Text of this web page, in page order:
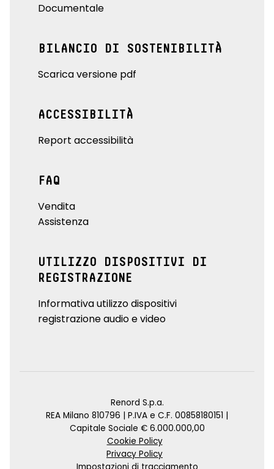
Documentale
BILANCIO DI SOSTENIBILITÀ
Scarica versione pdf
ACCESSIBILITÀ
Report accessibilità
FAQ
Vendita
Assistenza
UTILIZZO DISPOSITIVI DI
REGISTRAZIONE
Informativa utilizzo dispositivi
registrazione audio e video
Renord S.p.a.
REA Milano 810796 | P.IVA e C.F. 00858180151 |
Capitale Sociale € 6.000.000,00
Cookie Policy
Privacy Policy